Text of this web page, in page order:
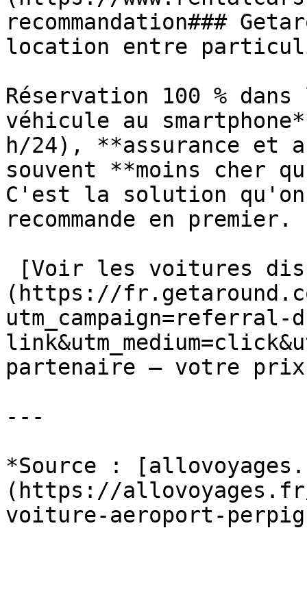
recommandation###
location entre
Réservation 100 %
véhicule au
h/24), **assurance et
souvent **moins cher
C'est la solution
recommande en premier.
(https://
utm_campaign=referral-
partenaire — votre
---
*Source :
(https://